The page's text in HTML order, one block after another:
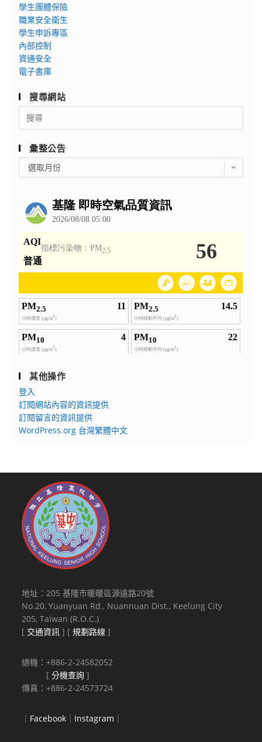
學生團體保險
職業安全衛生
學生申訴專區
內部控制
資通安全
電子書庫
搜尋網站
Search
for:
彙整公告
整
選取月份
其他操作
登入
訂閱網站內容的資訊提供
訂閱留言的資訊提供
WordPress.org 台灣繁體中文
地址：205 基隆市暖暖區源遠路20號
No.20, Yuanyuan Rd., Nuannuan Dist., Keelung City
205, Taiwan (R.O.C.)
[ 交通資訊 ] [規劃路線 ]
總機：+886-2-24582052
[分機查詢 ]
傳真：+886-2-24573724
｜ Facebook ｜ Instagram ｜